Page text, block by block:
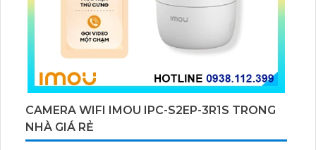
CAMERA WIFI IMOU IPC-S2EP-3R1S TRONG
NHÀ GIÁ RẺ